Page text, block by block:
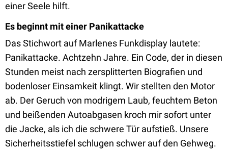
einer Seele hilft.
Es beginnt mit einer Panikattacke
Das Stichwort auf Marlenes Funkdisplay lautete:
Panikattacke. Achtzehn Jahre. Ein Code, der in diesen
Stunden meist nach zersplitterten Biografien und
bodenloser Einsamkeit klingt. Wir stellten den Motor
ab. Der Geruch von modrigem Laub, feuchtem Beton
und beißenden Autoabgasen kroch mir sofort unter
die Jacke, als ich die schwere Tür aufstieß. Unsere
Sicherheitsstiefel schlugen schwer auf den Gehweg.